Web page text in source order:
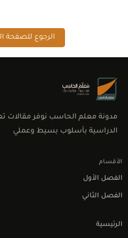
الرجوع للصفحة
مدونة معلم الحاسب نوفر مقالات
الدراسية بأسلوب بسيط وعملي
الأقسام
الفصل الأول
الفصل الثاني
الرئيسية